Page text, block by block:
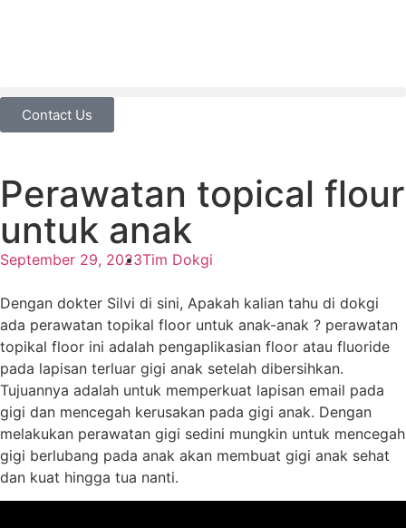
Contact Us
Perawatan topical flour
untuk anak
September 29, 2023Tim Dokgi
Dengan dokter Silvi di sini, Apakah kalian tahu di dokgi
ada perawatan topikal floor untuk anak-anak ? perawatan
topikal floor ini adalah pengaplikasian floor atau fluoride
pada lapisan terluar gigi anak setelah dibersihkan.
Tujuannya adalah untuk memperkuat lapisan email pada
gigi dan mencegah kerusakan pada gigi anak. Dengan
melakukan perawatan gigi sedini mungkin untuk mencegah
gigi berlubang pada anak akan membuat gigi anak sehat
dan kuat hingga tua nanti.